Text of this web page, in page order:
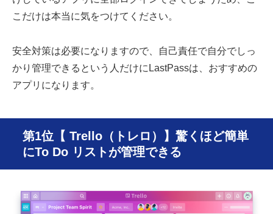
こだけは本当に気をつけてください。
安全対策は必要になりますので、自己責任で自分でしっ
かり管理できるという人だけにLastPassは、おすすめの
アプリになります。
第1位【 Trello（トレロ）】驚くほど簡単
にTo Do リストが管理できる